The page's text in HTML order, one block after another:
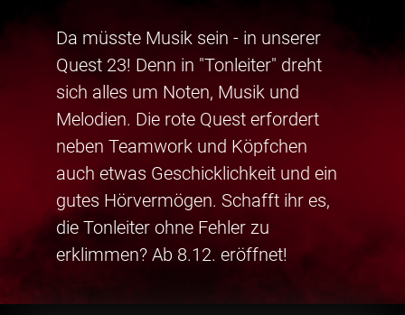
Da müsste Musik sein - in unserer
Quest 23! Denn in "Tonleiter" dreht
sich alles um Noten, Musik und
Melodien. Die rote Quest erfordert
neben Teamwork und Köpfchen
auch etwas Geschicklichkeit und ein
gutes Hörvermögen. Schafft ihr es,
die Tonleiter ohne Fehler zu
erklimmen? Ab 8.12. eröffnet!